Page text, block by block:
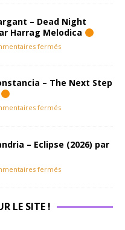
– Dead Night
Harrag Melodica
fermés
– The Next Step
fermés
– Eclipse (2026) par
fermés
LE SITE !